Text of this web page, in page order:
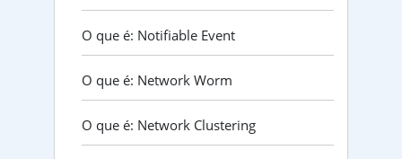
O que é: Notifiable Event
O que é: Network Worm
O que é: Network Clustering